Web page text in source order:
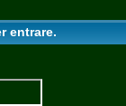
entrare.